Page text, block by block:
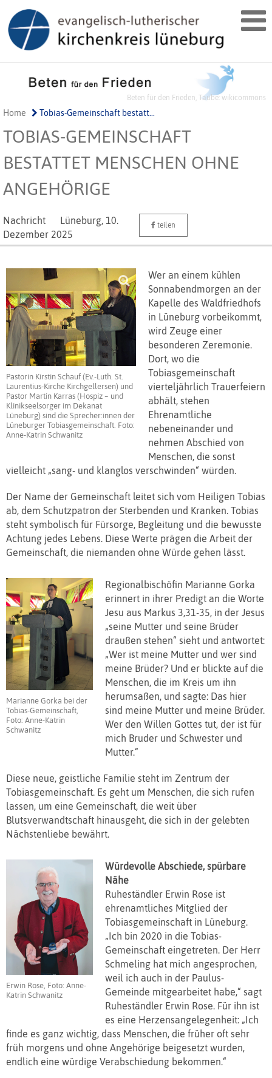
Beten für den Frieden, Taube: wikicommons
Home Tobias-Gemeinschaft bestatt...
TOBIAS-GEMEINSCHAFT
BESTATTET MENSCHEN OHNE
ANGEHÖRIGE
Nachricht Lüneburg, 10.
Dezember 2025
teilen
Pastorin Kirstin Schauf (Ev.-Luth. St.
Laurentius-Kirche Kirchgellersen) und
Pastor Martin Karras (Hospiz – und
Klinikseelsorger im Dekanat
Lüneburg) sind die Sprecher:innen der
Lüneburger Tobiasgemeinschaft. Foto:
Anne-Katrin Schwanitz
Wer an einem kühlen
Sonnabendmorgen an der
Kapelle des Waldfriedhofs
in Lüneburg vorbeikommt,
wird Zeuge einer
besonderen Zeremonie.
Dort, wo die
Tobiasgemeinschaft
vierteljährlich Trauerfeiern
abhält, stehen
Ehrenamtliche
nebeneinander und
nehmen Abschied von
Menschen, die sonst
vielleicht „sang- und klanglos verschwinden“ würden.
Der Name der Gemeinschaft leitet sich vom Heiligen Tobias
ab, dem Schutzpatron der Sterbenden und Kranken. Tobias
steht symbolisch für Fürsorge, Begleitung und die bewusste
Achtung jedes Lebens. Diese Werte prägen die Arbeit der
Gemeinschaft, die niemanden ohne Würde gehen lässt.
Marianne Gorka bei der
Tobias-Gemeinschaft,
Foto: Anne-Katrin
Schwanitz
Regionalbischöfin Marianne Gorka
erinnert in ihrer Predigt an die Worte
Jesu aus Markus 3,31-35, in der Jesus
„seine Mutter und seine Brüder
draußen stehen“ sieht und antwortet:
„Wer ist meine Mutter und wer sind
meine Brüder? Und er blickte auf die
Menschen, die im Kreis um ihn
herumsaßen, und sagte: Das hier
sind meine Mutter und meine Brüder.
Wer den Willen Gottes tut, der ist für
mich Bruder und Schwester und
Mutter.“
Diese neue, geistliche Familie steht im Zentrum der
Tobiasgemeinschaft. Es geht um Menschen, die sich rufen
lassen, um eine Gemeinschaft, die weit über
Blutsverwandtschaft hinausgeht, die sich in der gelebten
Nächstenliebe bewährt.
Erwin Rose, Foto: Anne-
Katrin Schwanitz
Würdevolle Abschiede, spürbare
Nähe
Ruheständler Erwin Rose ist
ehrenamtliches Mitglied der
Tobiasgemeinschaft in Lüneburg.
„Ich bin 2020 in die Tobias-
Gemeinschaft eingetreten. Der Herr
Schmeling hat mich angesprochen,
weil ich auch in der Paulus-
Gemeinde mitgearbeitet habe,“ sagt
Ruheständler Erwin Rose. Für ihn ist
es eine Herzensangelegenheit: „Ich
finde es ganz wichtig, dass Menschen, die früher oft sehr
früh morgens und ohne Angehörige beigesetzt wurden,
endlich eine würdige Verabschiedung bekommen.“